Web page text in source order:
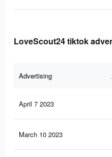
LoveScout24 tiktok
Advertising
April 7 2023
March 10 2023